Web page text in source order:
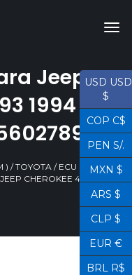
Jeep
1994
)
) /TOYOTA / ECU (
CHEROKEE 4.0L 1993
USD USD
$
COP C$
PEN S/.
MXN $
ARS $
CLP $
EUR €
BRL R$